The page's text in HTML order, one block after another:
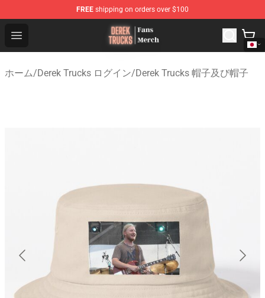
FREE shipping on orders over $100
Open menu
Derek Trucks Store - Official Derek Trucks Merchandise
ホーム/Derek Trucks ログイン/Derek Trucks 帽子及び帽子